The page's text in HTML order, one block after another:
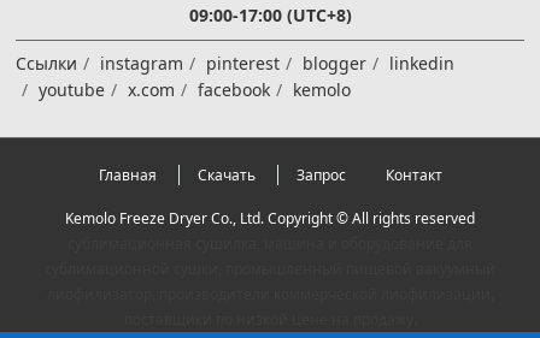
09:00-17:00 (UTC+8)
Ссылки instagram pinterest blogger
linkedin
youtube
x.com facebook kemolo
Главная Скачать Запрос Контакт
Kemolo Freeze Dryer Co., Ltd. Copyright © All rights reserved